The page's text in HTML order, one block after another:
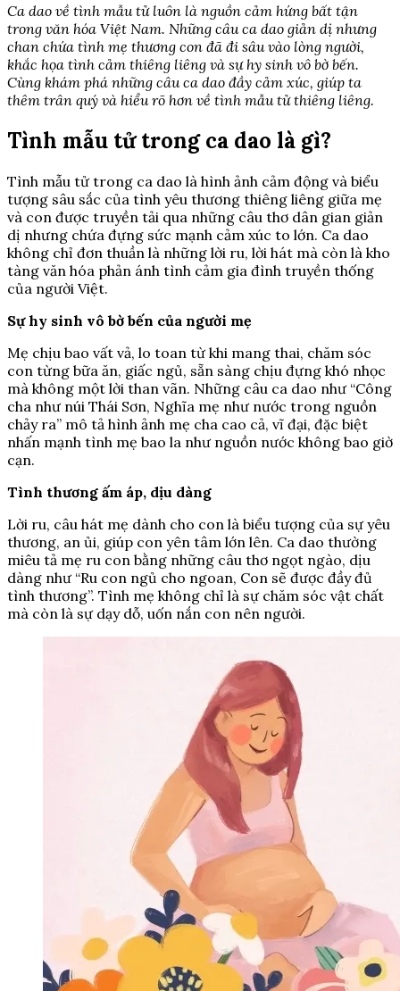
Ca dao về tình mẫu tử luôn là nguồn cảm hứng bất tận
trong văn hóa Việt Nam. Những câu ca dao giản dị nhưng
chan chứa tình mẹ thương con đã đi sâu vào lòng người,
khắc họa tình cảm thiêng liêng và sự hy sinh vô bờ bến.
Cùng khám phá những câu ca dao đầy cảm xúc, giúp ta
thêm trân quý và hiểu rõ hơn về tình mẫu tử thiêng liêng.
Tình mẫu tử trong ca dao là gì?
Tình mẫu tử trong ca dao là hình ảnh cảm động và biểu
tượng sâu sắc của tình yêu thương thiêng liêng giữa mẹ
và con được truyền tải qua những câu thơ dân gian giản
dị nhưng chứa đựng sức mạnh cảm xúc to lớn. Ca dao
không chỉ đơn thuần là những lời ru, lời hát mà còn là kho
tàng văn hóa phản ánh tình cảm gia đình truyền thống
của người Việt.
Sự hy sinh vô bờ bến của người mẹ
Mẹ chịu bao vất vả, lo toan từ khi mang thai, chăm sóc
con từng bữa ăn, giấc ngủ, sẵn sàng chịu đựng khó nhọc
mà không một lời than vãn. Những câu ca dao như “Công
cha như núi Thái Sơn, Nghĩa mẹ như nước trong nguồn
chảy ra” mô tả hình ảnh mẹ cha cao cả, vĩ đại, đặc biệt
nhấn mạnh tình mẹ bao la như nguồn nước không bao giờ
cạn.
Tình thương ấm áp, dịu dàng
Lời ru, câu hát mẹ dành cho con là biểu tượng của sự yêu
thương, an ủi, giúp con yên tâm lớn lên. Ca dao thường
miêu tả mẹ ru con bằng những câu thơ ngọt ngào, dịu
dàng như “Ru con ngủ cho ngoan, Con sẽ được đầy đủ
tình thương”. Tình mẹ không chỉ là sự chăm sóc vật chất
mà còn là sự dạy dỗ, uốn nắn con nên người.